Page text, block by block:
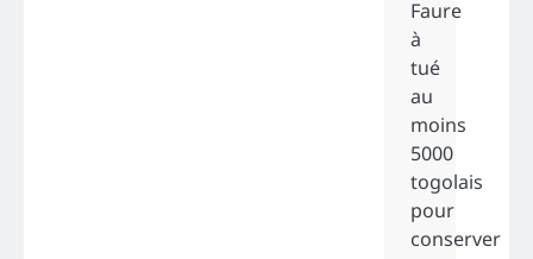
Faure
à
tué
au
moins
5000
togolais
pour
conserver